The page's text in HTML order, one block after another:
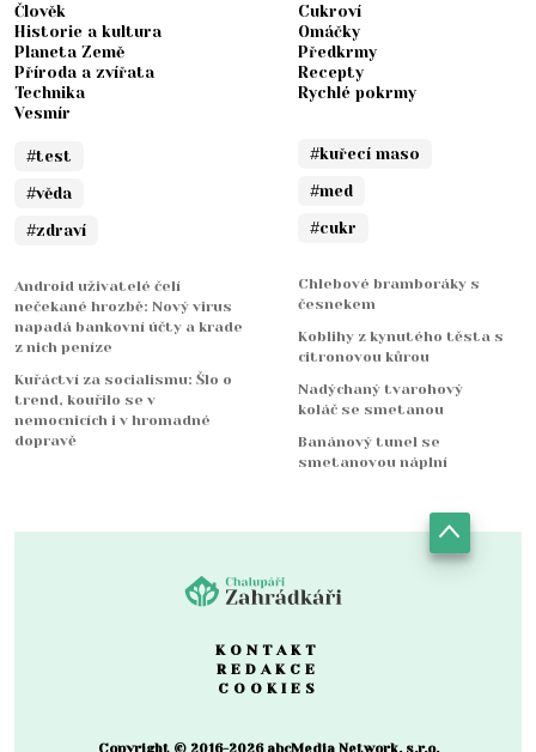
Člověk
Historie a kultura
Planeta Země
Příroda a zvířata
Technika
Vesmír
#test
#věda
#zdraví
Android uživatelé čelí
nečekané hrozbě: Nový virus
napadá bankovní účty a krade
z nich peníze
Kuřáctví za socialismu: Šlo o
trend, kouřilo se v
nemocnicích i v hromadné
dopravě
Cukroví
Omáčky
Předkrmy
Recepty
Rychlé pokrmy
#kuřecí maso
#med
#cukr
Chlebové bramboráky s
česnekem
Koblihy z kynutého těsta s
citronovou kůrou
Nadýchaný tvarohový
koláč se smetanou
Banánový tunel se
smetanovou náplní
KONTAKT
REDAKCE
COOKIES
Copyright © 2016-2026 abcMedia Network, s.r.o.